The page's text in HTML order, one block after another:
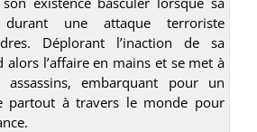
une attaque terroriste
Déplorant l’inaction de sa
alors l’affaire en mains et se met à
assassins, embarquant pour un
partout à travers le monde pour